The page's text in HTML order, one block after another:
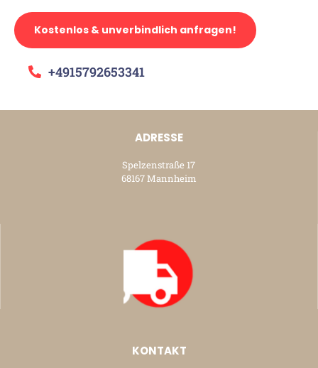
Kostenlos & unverbindlich anfragen!
+4915792653341
ADRESSE
Spelzenstraße 17
68167 Mannheim
KONTAKT